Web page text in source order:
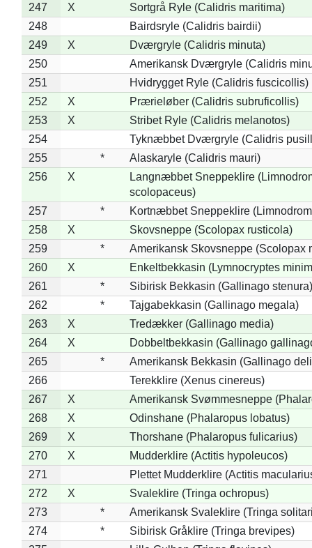
247
X
Sortgrå Ryle (Calidris maritima)
248
Bairdsryle (Calidris bairdii)
249
X
Dværgryle (Calidris minuta)
250
Amerikansk Dværgryle (Calidris
251
Hvidrygget Ryle (Calidris fuscicollis)
252
X
Prærieløber (Calidris subruficollis)
253
X
Stribet Ryle (Calidris melanotos)
254
Tyknæbbet Dværgryle (Calidris
255
*
Alaskaryle (Calidris mauri)
256
X
Langnæbbet Sneppeklire
scolopaceus)
257
*
Kortnæbbet Sneppeklire
258
X
Skovsneppe (Scolopax rusticola)
259
*
Amerikansk Skovsneppe (Scolopax
260
X
Enkeltbekkasin (Lymnocryptes
261
*
Sibirisk Bekkasin (Gallinago stenura)
262
*
Tajgabekkasin (Gallinago megala)
263
X
Tredækker (Gallinago media)
264
X
Dobbeltbekkasin (Gallinago
265
*
Amerikansk Bekkasin (Gallinago
266
Terekklire (Xenus cinereus)
267
X
Amerikansk Svømmesneppe
268
X
Odinshane (Phalaropus lobatus)
269
X
Thorshane (Phalaropus fulicarius)
270
X
Mudderklire (Actitis hypoleucos)
271
Plettet Mudderklire (Actitis
272
X
Svaleklire (Tringa ochropus)
273
*
Amerikansk Svaleklire (Tringa
274
*
Sibirisk Gråklire (Tringa brevipes)